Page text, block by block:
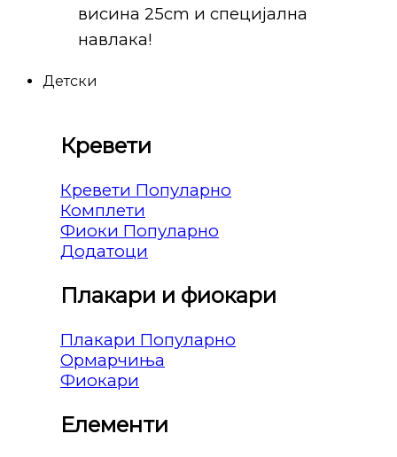
висина 25cm и специјална
навлака!
Детски
Кревети
Кревети
Комплети
Фиоки
Додатоци
Плакари и фиокари
Плакари
Ормарчиња
Фиокари
Елементи